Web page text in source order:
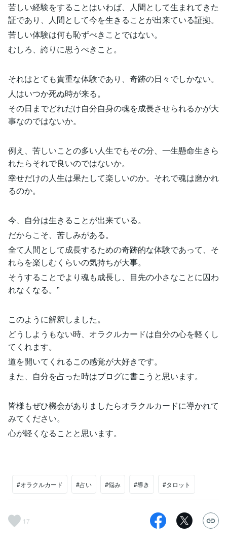
苦しい経験をすることはいわば、人間として生まれてきた
証であり、人間として今を生きることが出来ている証拠。
苦しい体験は何も恥ずべきことではない。
むしろ、誇りに思うべきこと。
それはとても貴重な体験であり、奇跡の日々でしかない。
人はいつか死ぬ時が来る。
その日までどれだけ自分自身の魂を成長させられるかが大
事なのではないか。
例え、苦しいことの多い人生でもその分、一生懸命生きら
れたらそれで良いのではないか。
幸せだけの人生は果たして楽しいのか。それで魂は磨かれ
るのか。
今、自分は生きることが出来ている。
だからこそ、苦しみがある。
全て人間として成長するための奇跡的な体験であって、そ
れらを楽しむくらいの気持ちが大事。
そうすることでより魂も成長し、目先の小さなことに囚わ
れなくなる。”
このように解釈しました。
どうしようもない時、オラクルカードは自分の心を軽くし
てくれます。
道を開いてくれるこの感覚が大好きです。
また、自分を占った時はブログに書こうと思います。
皆様もぜひ機会がありましたらオラクルカードに導かれて
みてください。
心が軽くなることと思います。
#オラクルカード #占い #悩み #導き #タロット
17